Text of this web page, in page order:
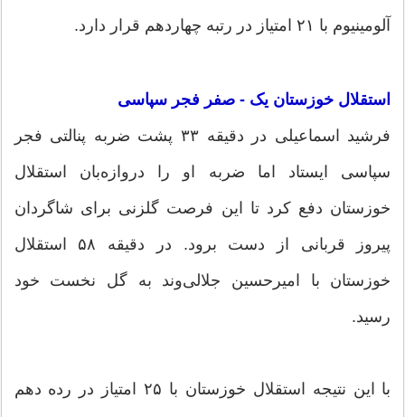
آلومینیوم با ۲۱ امتیاز در رتبه چهاردهم قرار دارد.
استقلال خوزستان یک - صفر فجر سپاسی
فرشید اسماعیلی در دقیقه ۳۳ پشت ضربه پنالتی فجر
سپاسی ایستاد اما ضربه او را دروازه‌بان استقلال
خوزستان دفع کرد تا این فرصت گلزنی برای شاگردان
پیروز قربانی از دست برود. در دقیقه ۵۸ استقلال
خوزستان با امیرحسین جلالی‌وند به گل نخست خود
رسید.
با این نتیجه استقلال خوزستان با ۲۵ امتیاز در رده دهم